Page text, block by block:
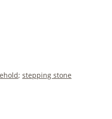
; stepping stone